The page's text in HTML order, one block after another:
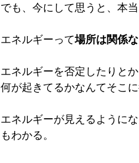
でも、今にして思うと、本
エネルギーって場所は関係
エネルギーを否定したりと
何が起きてるかなんてそこ
エネルギーが見えるように
もわかる。